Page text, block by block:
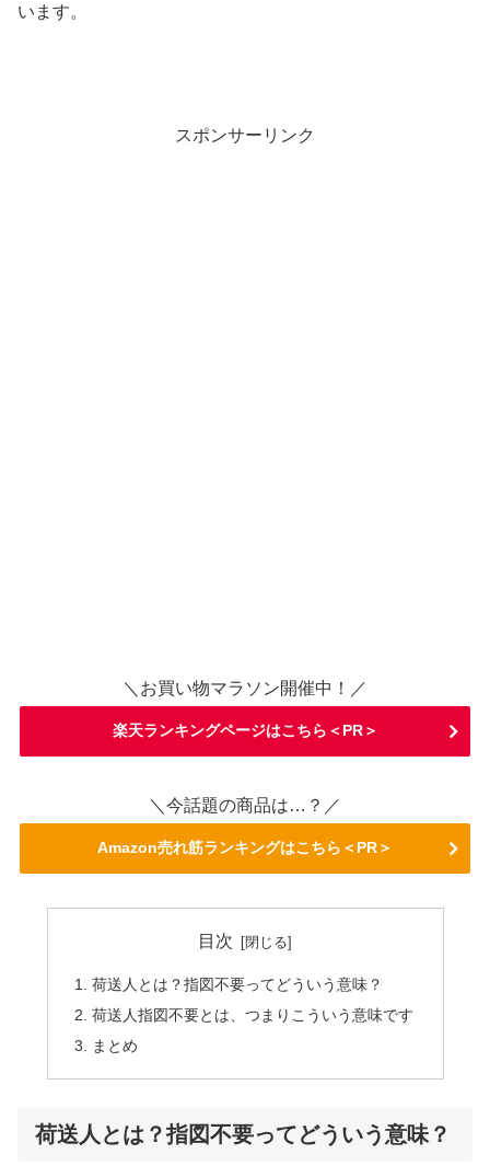
います。
スポンサーリンク
＼お買い物マラソン開催中！／
楽天ランキングページはこちら＜PR＞
＼今話題の商品は…？／
Amazon売れ筋ランキングはこちら＜PR＞
目次
荷送人とは？指図不要ってどういう意味？
荷送人指図不要とは、つまりこういう意味です
まとめ
荷送人とは？指図不要ってどういう意味？